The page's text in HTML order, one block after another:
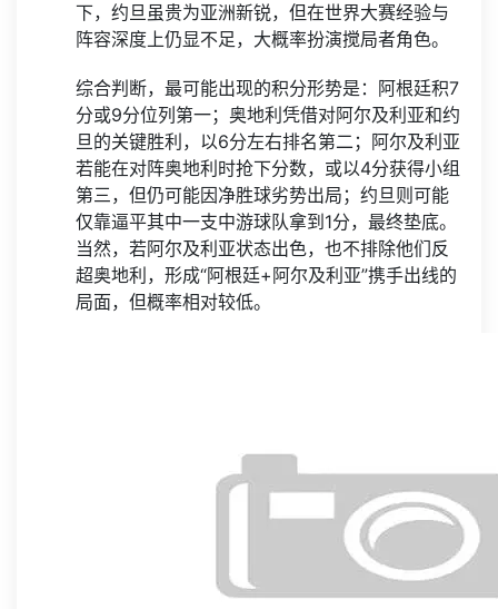
下，约旦虽贵为亚洲新锐，但在世界大赛经验与
阵容深度上仍显不足，大概率扮演搅局者角色。
综合判断，最可能出现的积分形势是：阿根廷积7
分或9分位列第一；奥地利凭借对阿尔及利亚和约
旦的关键胜利，以6分左右排名第二；阿尔及利亚
若能在对阵奥地利时抢下分数，或以4分获得小组
第三，但仍可能因净胜球劣势出局；约旦则可能
仅靠逼平其中一支中游球队拿到1分，最终垫底。
当然，若阿尔及利亚状态出色，也不排除他们反
超奥地利，形成“阿根廷+阿尔及利亚”携手出线的
局面，但概率相对较低。